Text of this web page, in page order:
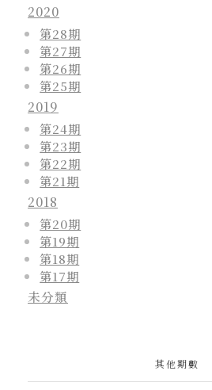
2020
第28期
第27期
第26期
第25期
2019
第24期
第23期
第22期
第21期
2018
第20期
第19期
第18期
第17期
未分類
其他期數